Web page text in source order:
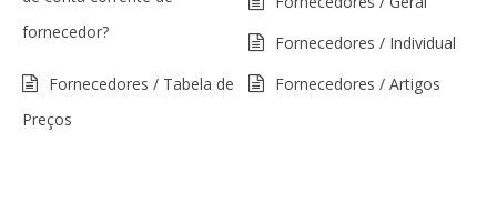
fornecedor?
Fornecedores / Individual
Fornecedores / Tabela de
Preços
Fornecedores / Artigos